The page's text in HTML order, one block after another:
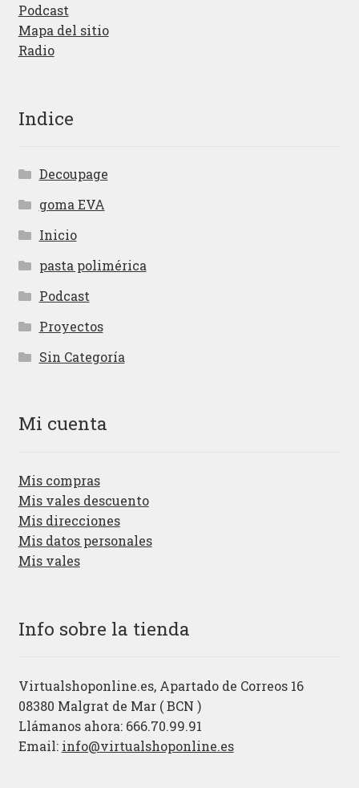
Podcast
Mapa del sitio
Radio
Indice
Decoupage
goma EVA
Inicio
pasta polimérica
Podcast
Proyectos
Sin Categoría
Mi cuenta
Mis compras
Mis vales descuento
Mis direcciones
Mis datos personales
Mis vales
Info sobre la tienda
Virtualshoponline.es, Apartado de Correos 16
08380 Malgrat de Mar ( BCN )
Llámanos ahora: 666.70.99.91
Email: info@virtualshoponline.es